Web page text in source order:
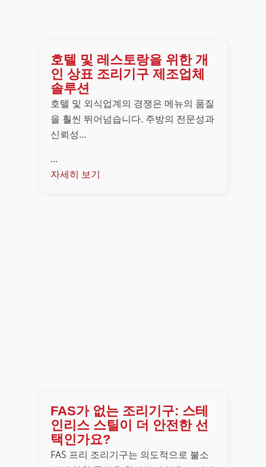
호텔 및 레스토랑을 위한 개
인 상표 조리기구 제조업체
솔루션
호텔 및 외식업계의 경쟁은 메뉴의 품질
을 훨씬 뛰어넘습니다. 주방의 전문성과
신뢰성...
...
자세히 보기
FAS가 없는 조리기구: 스테
인리스 스틸이 더 안전한 선
택인가요?
FAS 프리 조리기구는 의도적으로 불소